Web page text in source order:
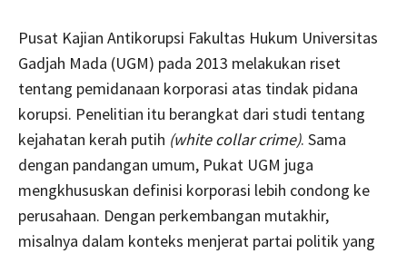
Pusat Kajian Antikorupsi Fakultas Hukum Universitas
Gadjah Mada (UGM) pada 2013 melakukan riset
tentang pemidanaan korporasi atas tindak pidana
korupsi. Penelitian itu berangkat dari studi tentang
kejahatan kerah putih (white collar crime). Sama
dengan pandangan umum, Pukat UGM juga
mengkhususkan definisi korporasi lebih condong ke
perusahaan. Dengan perkembangan mutakhir,
misalnya dalam konteks menjerat partai politik yang